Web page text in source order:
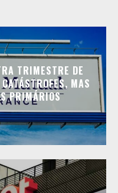
TRIMESTRE DE
MAS
PRIMÁRIOS